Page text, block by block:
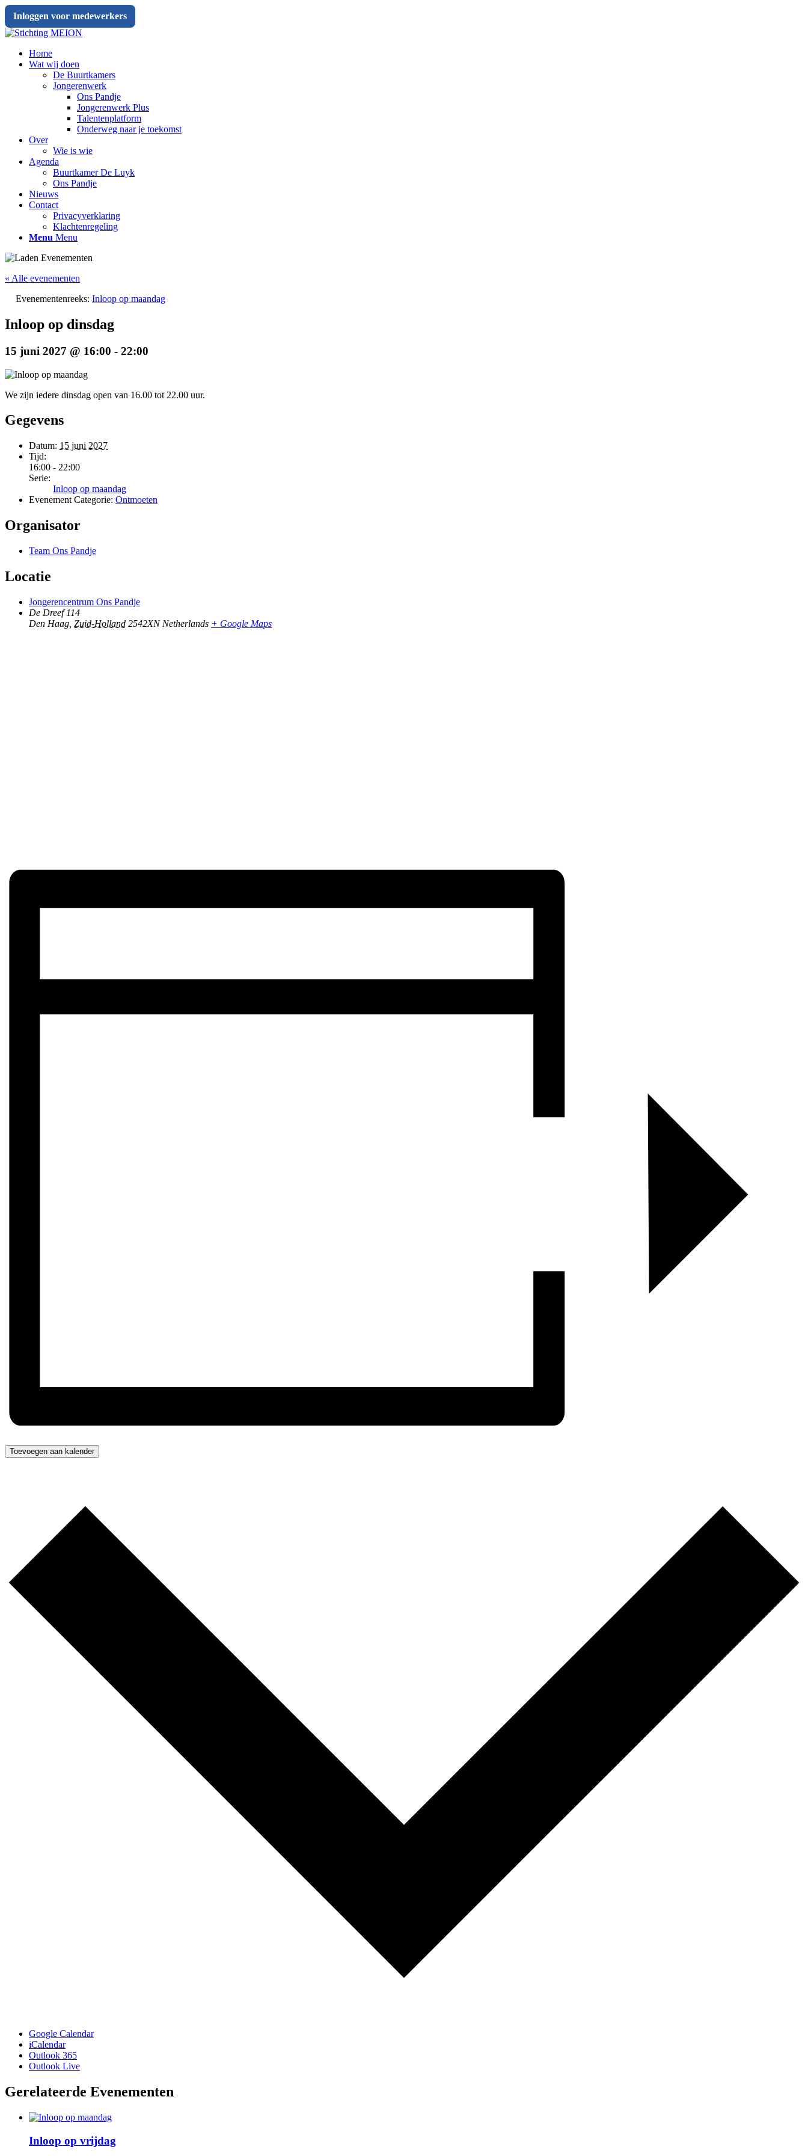
Inloggen voor medewerkers
Home
Wat wij doen
De Buurtkamers
Jongerenwerk
Ons Pandje
Jongerenwerk Plus
Talentenplatform
Onderweg naar je toekomst
Over
Wie is wie
Agenda
Buurtkamer De Luyk
Ons Pandje
Nieuws
Contact
Privacyverklaring
Klachtenregeling
Menu Menu
« Alle evenementen
Evenementenreeks: Inloop op maandag
Inloop op dinsdag
15 juni 2027 @ 16:00 - 22:00
We zijn iedere dinsdag open van 16.00 tot 22.00 uur.
Gegevens
Datum: 15 juni 2027
Tijd:
16:00 - 22:00
Serie:
Inloop op maandag
Evenement Categorie: Ontmoeten
Organisator
Team Ons Pandje
Locatie
Jongerencentrum Ons Pandje
De Dreef 114
Den Haag Zuid-Holland 2542XN Netherlands + Google Maps
Toevoegen aan kalender
Google Calendar
iCalendar
Outlook 365
Outlook Live
Gerelateerde Evenementen
Inloop op vrijdag